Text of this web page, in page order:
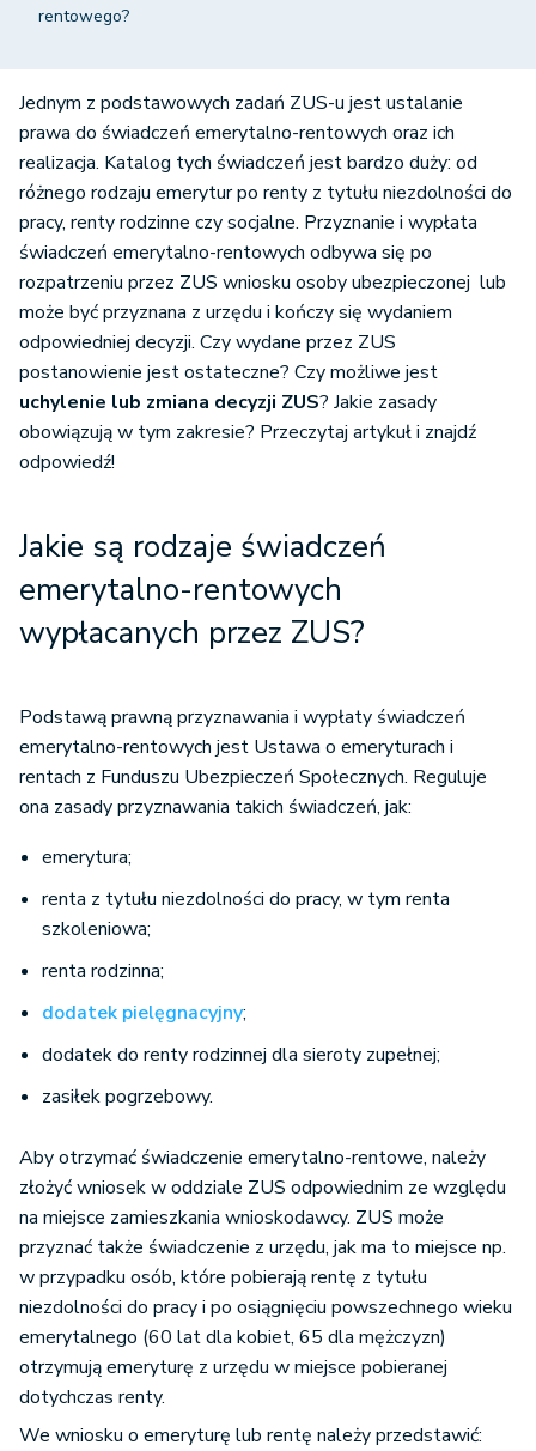
rentowego?
Jednym z podstawowych zadań ZUS-u jest ustalanie
prawa do świadczeń emerytalno-rentowych oraz ich
realizacja. Katalog tych świadczeń jest bardzo duży: od
różnego rodzaju emerytur po renty z tytułu niezdolności do
pracy, renty rodzinne czy socjalne. Przyznanie i wypłata
świadczeń emerytalno-rentowych odbywa się po
rozpatrzeniu przez ZUS wniosku osoby ubezpieczonej lub
może być przyznana z urzędu i kończy się wydaniem
odpowiedniej decyzji. Czy wydane przez ZUS
postanowienie jest ostateczne? Czy możliwe jest
uchylenie lub zmiana decyzji ZUS? Jakie zasady
obowiązują w tym zakresie? Przeczytaj artykuł i znajdź
odpowiedź!
Jakie są rodzaje świadczeń
emerytalno-rentowych
wypłacanych przez ZUS?
Podstawą prawną przyznawania i wypłaty świadczeń
emerytalno-rentowych jest Ustawa o emeryturach i
rentach z Funduszu Ubezpieczeń Społecznych. Reguluje
ona zasady przyznawania takich świadczeń, jak:
emerytura;
renta z tytułu niezdolności do pracy, w tym renta
szkoleniowa;
renta rodzinna;
dodatek pielęgnacyjny;
dodatek do renty rodzinnej dla sieroty zupełnej;
zasiłek pogrzebowy.
Aby otrzymać świadczenie emerytalno-rentowe, należy
złożyć wniosek w oddziale ZUS odpowiednim ze względu
na miejsce zamieszkania wnioskodawcy. ZUS może
przyznać także świadczenie z urzędu, jak ma to miejsce np.
w przypadku osób, które pobierają rentę z tytułu
niezdolności do pracy i po osiągnięciu powszechnego wieku
emerytalnego (60 lat dla kobiet, 65 dla mężczyzn)
otrzymują emeryturę z urzędu w miejsce pobieranej
dotychczas renty.
We wniosku o emeryturę lub rentę należy przedstawić: